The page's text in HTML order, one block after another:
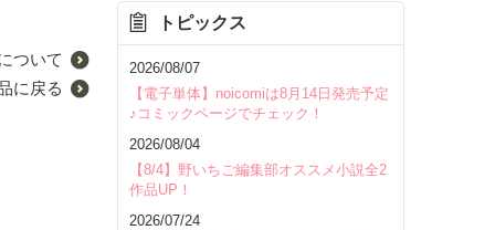
ついて
に戻る
トピックス
2026/08/07
【電子単体】noicomiは8月14日発売予定
♪コミックページでチェック！
2026/08/04
【8/4】野いちご編集部オススメ小説全2
作品UP！
2026/07/24